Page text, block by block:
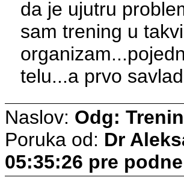
da je ujutru
sam trening u
telu...a prvo
Naslov: Odg:
Poruka od: Dr
05:35:26 pre podne